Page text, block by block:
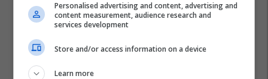
Personalised advertising and content, advertising and
content measurement, audience research and
services development
Store and/or access information on a device
Learn more